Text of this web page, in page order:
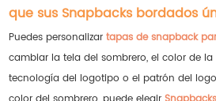
que sus Snapbacks bordados
Puedes personalizartapas de snapback
cambiar la tela del sombrero, el color de la
tecnología del logotipo o el patrón del